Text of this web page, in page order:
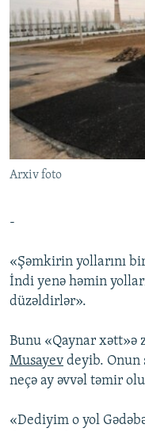
MULTIMEDIA
VIDEO
FOTOQALEREYA
İNFOQRAFIKA
KARIKATURA
RADIO ARXIV
OXU ZALI
AZƏRBAYCAN ƏDƏBIYYATI
İSLAM VƏ DEMOKRATIYA
İZ - MƏDƏNIYYƏT
HAQQIMIZDA
MISSIYAMIZ
PEŞƏ ETIKASI VƏ
MATERIALLARIMIZDAN
AZADLIQRADIOSU MOBIL
BIZI IZLƏ
RFE/RL-in bütün
Arxiv foto
-
«Şəmkirin yollarını
İndi yenə həmin
düzəldirlər».
Bunu «Qaynar xətt»ə
Musayev deyib. Onun
neçə ay əvvəl təmir
«Dediyim o yol